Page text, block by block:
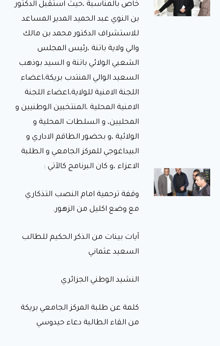
المكتبة
الرقمية
ووضعها
حيّز
الجامعي
بريكة
سياسة
الوزارة
الهادفة إلى
تعزيز الرقمنة
لمطاعم
الإقامات
زيارة تفقدية
لمطاعم
الإقامات
خاص بالمناسبة ،حيث استقبل الدكتور
بن النوي عبد الحميد المدير المساعد
للاستشراف الدكتور محمد بن مالك
والي ولاية باتنة ،رئيس المجلس
الشعبي الولائي باتنة و السيد بوذهب
السعيد الوالي المنتدب بريكة،اعضاء
اللجنة الامنية للولاية،اعضاء اللجنة
الامنية المحلية ،المنتخبين الوطنيين و
المحليين، و السلطات المحلية و
الولائية ،و بحضور الطاقم الاداري و
البيداغوجي للمركز الجامعي و الطلبة
الاعزاء ،و كان البرنامج كالآتي :
وقفة ترحمية امام النصب التذكاري
مع وضع اكليل من الزهور.
آيات بينات من الذكر الحكيم للطالب
السعيد عثماني
النشيد الوطني الجزائري
كلمة عن طلبة المركز الجامعي بريكة
من القاء الطالبة دعاء حيدوسي